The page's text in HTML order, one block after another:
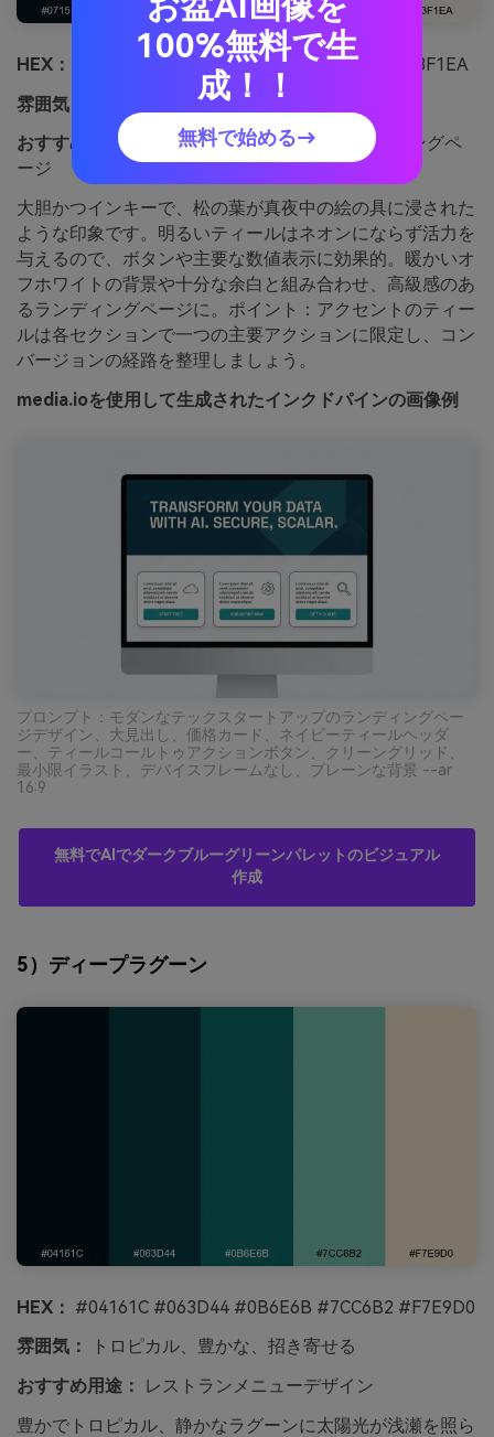
HEX：
#07151C #0A2830 #0F5563 #2A9D8F #F3F1EA
雰囲気：
大胆、モダン、エネルギッシュ
おすすめ用途：
テックスタートアップのランディングペ
ージ
大胆かつインキーで、松の葉が真夜中の絵の具に浸された
ような印象です。明るいティールはネオンにならず活力を
与えるので、ボタンや主要な数値表示に効果的。暖かいオ
フホワイトの背景や十分な余白と組み合わせ、高級感のあ
るランディングページに。ポイント：アクセントのティー
ルは各セクションで一つの主要アクションに限定し、コン
バージョンの経路を整理しましょう。
media.ioを使用して生成されたインクドパインの画像例
プロンプト：モダンなテックスタートアップのランディングペー
ジデザイン、大見出し、価格カード、ネイビーティールヘッダ
ー、ティールコールトゥアクションボタン、クリーングリッド、
最小限イラスト、デバイスフレームなし、プレーンな背景 --ar
16:9
無料でAIでダークブルーグリーンパレットのビジュアル
作成
5）ディープラグーン
HEX： #04161C #063D44 #0B6E6B #7CC6B2 #F7E9D0
雰囲気：
トロピカル、豊かな、招き寄せる
おすすめ用途：
レストランメニューデザイン
豊かでトロピカル、静かなラグーンに太陽光が浅瀬を照ら
100%無料で生
成！！
無料で始める→